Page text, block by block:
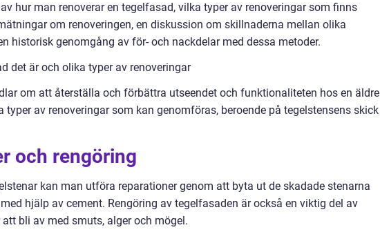
hur man renoverar en tegelfasad, vilka typer av renoveringar som finns
om renoveringen, en diskussion om skillnaderna mellan olika
historisk genomgång av för- och nackdelar med dessa metoder.
det är och olika typer av renoveringar
om att återställa och förbättra utseendet och funktionaliteten hos en äldre
typer av renoveringar som kan genomföras, beroende på tegelstensens skick
och rengöring
kan man utföra reparationer genom att byta ut de skadade stenarna
hjälp av cement. Rengöring av tegelfasaden är också en viktig del av
bli av med smuts, alger och mögel.